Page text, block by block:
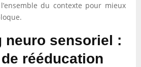
du contexte pour mieux
neuro sensoriel :
rééducation